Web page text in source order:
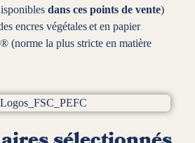
dans ces points de vente)
encres végétales et en papier
® (norme la plus stricte en matière